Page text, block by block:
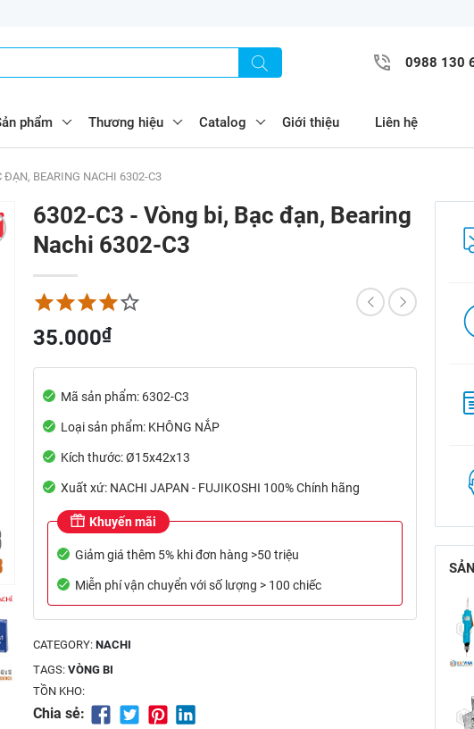
0988 130
phẩm Thương hiệu Catalog Giới thiệu Liên hệ
ĐẠN, BEARING NACHI 6302-C3
6302-C3 - Vòng bi, Bạc đạn, Bearing
Nachi 6302-C3
35.000₫
Mã sản phẩm: 6302-C3
Loại sản phẩm: KHÔNG NẮP
Kích thước: Ø15x42x13
Xuất xứ: NACHI JAPAN - FUJIKOSHI 100% Chính hãng
Khuyến mãi
Giảm giá thêm 5% khi đơn hàng >50 triệu
Miễn phí vận chuyển với số lượng > 100 chiếc
CATEGORY: NACHI
TAGS: VÒNG BI
TỒN KHO:
Chia sẻ: